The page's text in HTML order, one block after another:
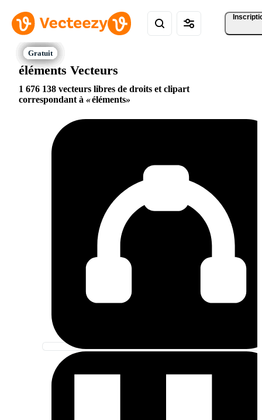
éléments Vecteurs
1 676 138 vecteurs libres de droits et clipart
correspondant à
éléments